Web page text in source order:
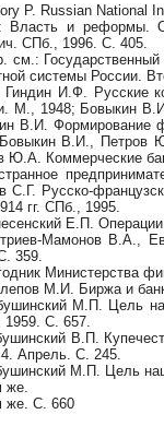
P. Russian National
и реформы.
СПб., 1996. С. 405.
см.: Государственный
системы России.
И.Ф. Русские
М., 1948; Бовыкин
В.И. Формирование
В.И., Петров
Ю.А. Коммерческие
С.Г. Русско-
гг. СПб., 1995.
Е.П.
Мамонов В.А.,
359.
Министерства
М.И. Биржа и
М.П. Цель
С. 657.
В.П.
4. Апрель. С. 245.
М.П. Цель
же.
же. С. 660